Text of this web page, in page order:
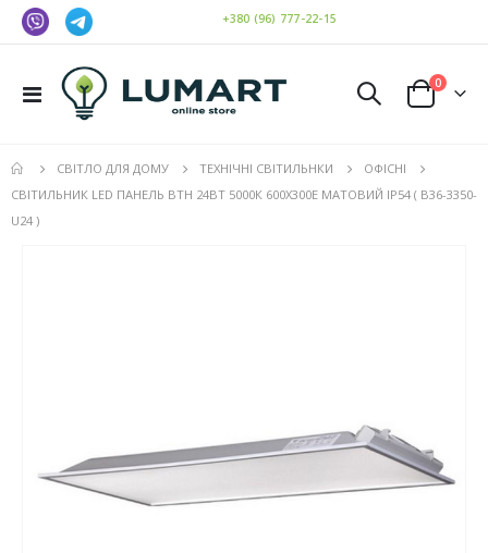
+380 (96) 777-22-15
Toggle
Cart
0
СВІТЛО ДЛЯ ДОМУ ТЕХНІЧНІ СВІТИЛЬНКИ
ОФІСНІ
СВІТИЛЬНИК LED ПАНЕЛЬ ВТН 24ВТ 5000К 600Х300E МАТОВИЙ IP54 ( В36-3350-
U24 )